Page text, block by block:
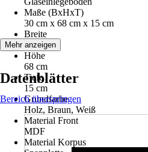
Maße (BxHxT)
30 cm x 68 cm x 15 cm
Breite
30 cm
Höhe
68 cm
Tiefe
15 cm
Grundfarbe
Holz, Braun, Weiß
Material Front
MDF
Material Korpus
Mehr anzeigen
Datenblätter
Bereich überspringen